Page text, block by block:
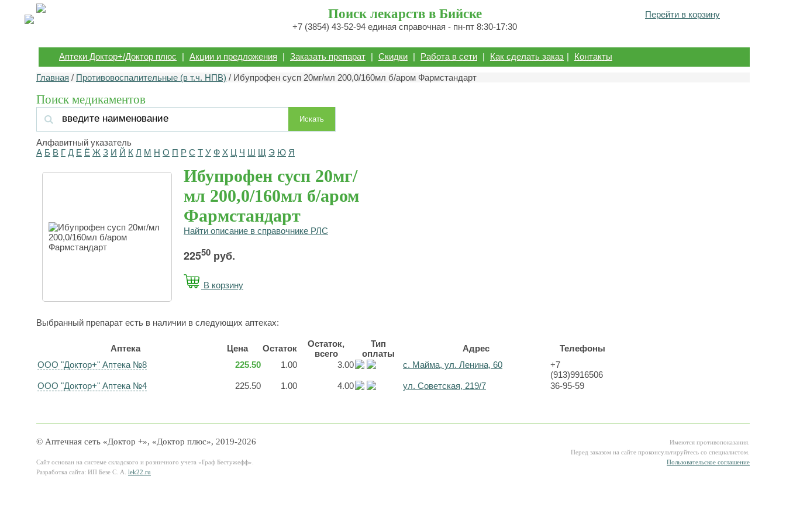
Поиск лекарств в Бийске
+7 (3854) 43-52-94 единая справочная - пн-пт 8:30-17:30
Перейти в корзину
Аптеки Доктор+/Доктор плюс | Акции и предложения | Заказать препарат | Скидки | Работа в сети | Как сделать заказ | Контакты
Главная / Противовоспалительные (в т.ч. НПВ) / Ибупрофен сусп 20мг/мл 200,0/160мл б/аром Фармстандарт
Поиск медикаментов
Искать
Алфавитный указатель
А Б В Г Д Е Ё Ж З И Й К Л М Н О П Р С Т У Ф Х Ц Ч Ш Щ Э Ю Я
Ибупрофен сусп 20мг/
мл 200,0/160мл б/аром
Фармстандарт
Найти описание в справочнике РЛС
22550 руб.
В корзину
Выбранный препарат есть в наличии в следующих аптеках:
Аптека Цена Остаток
Остаток,
всего
Тип
оплаты
Адрес
Телефоны
ООО "Доктор+" Аптека №8
225.50 1.00 3.00 с. Майма, ул. Ленина, 60
+7
(913)9916506
ООО "Доктор+" Аптека №4
225.50 1.00 4.00 ул. Советская, 219/7 36-95-59
© Аптечная сеть «Доктор +», «Доктор плюс», 2019-2026
Сайт основан на системе складского и розничного учета «Граф Бестужефф».
Разработка сайта: ИП Безе С. А. lek22.ru
Имеются противопоказания.
Перед заказом на сайте проконсультируйтесь со специалистом.
Пользовательское соглашение